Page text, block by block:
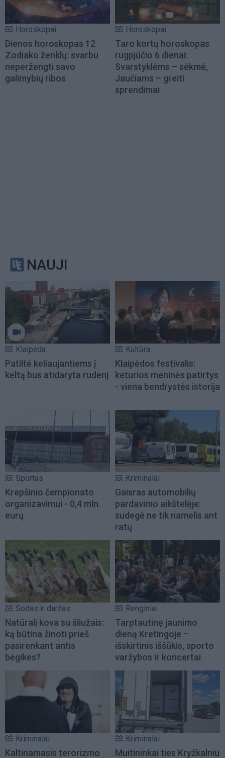
Horoskopai
Dienos horoskopas 12
Zodiako ženklų: svarbu
neperžengti savo
galimybių ribos
Horoskopai
Taro kortų horoskopas
rugpjūčio 6 dienai:
Svarstyklėms – sėkmė,
Jaučiams – greiti
sprendimai
NAUJI
Klaipėda
Patiltė keliaujantiems į
keltą bus atidaryta rudenį
Kultūra
Klaipėdos festivalis:
keturios meninės patirtys
- viena bendrystės istorija
Sportas
Krepšinio čempionato
organizavimui - 0,4 mln.
eurų
Kriminalai
Gaisras automobilių
pardavimo aikštelėje:
sudegė ne tik namelis ant
ratų
Sodas ir daržas
Natūrali kova su šliužais:
ką būtina žinoti prieš
pasirenkant antis
bėgikes?
Renginiai
Tarptautinę jaunimo
dieną Kretingoje –
išskirtinis iššūkis, sporto
varžybos ir koncertai
Kriminalai
Kaltinamasis terorizmo
Kriminalai
Muitininkai ties Kryžkalniu